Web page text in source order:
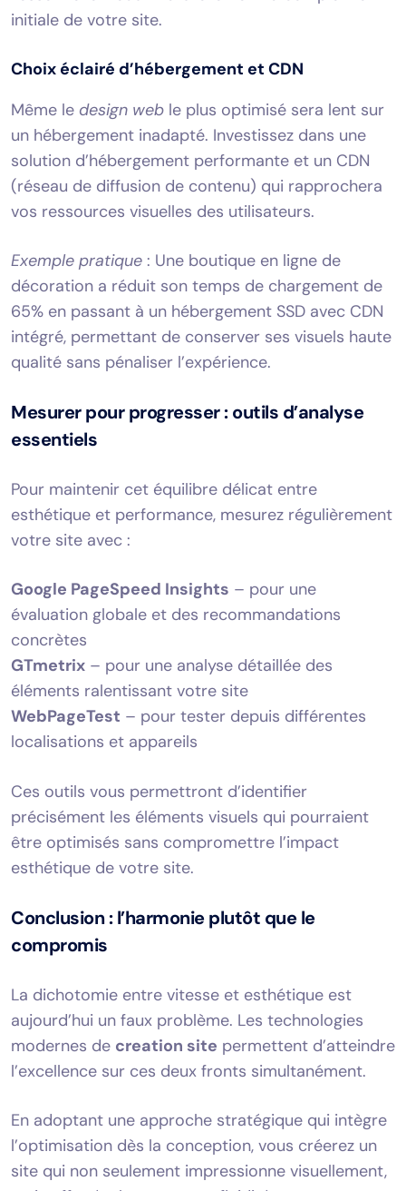
initiale de votre site.
Choix éclairé d’hébergement et CDN
Même le design web le plus optimisé sera lent sur
un hébergement inadapté. Investissez dans une
solution d’hébergement performante et un CDN
(réseau de diffusion de contenu) qui rapprochera
vos ressources visuelles des utilisateurs.
Exemple pratique : Une boutique en ligne de
décoration a réduit son temps de chargement de
65% en passant à un hébergement SSD avec CDN
intégré, permettant de conserver ses visuels haute
qualité sans pénaliser l’expérience.
Mesurer pour progresser : outils d’analyse
essentiels
Pour maintenir cet équilibre délicat entre
esthétique et performance, mesurez régulièrement
votre site avec :
Google PageSpeed Insights – pour une
évaluation globale et des recommandations
concrètes
GTmetrix – pour une analyse détaillée des
éléments ralentissant votre site
WebPageTest – pour tester depuis différentes
localisations et appareils
Ces outils vous permettront d’identifier
précisément les éléments visuels qui pourraient
être optimisés sans compromettre l’impact
esthétique de votre site.
Conclusion : l’harmonie plutôt que le
compromis
La dichotomie entre vitesse et esthétique est
aujourd’hui un faux problème. Les technologies
modernes de creation site permettent d’atteindre
l’excellence sur ces deux fronts simultanément.
En adoptant une approche stratégique qui intègre
l’optimisation dès la conception, vous créerez un
site qui non seulement impressionne visuellement,